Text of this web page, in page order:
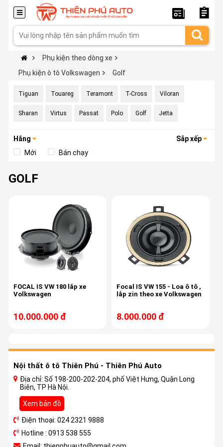
Phụ kiện theo dòng xe
Phụ kiện ô tô Volkswagen
Golf
Tiguan Touareg Teramont T-Cross Viloran
Sharan Virtus Passat Polo Golf Jetta
Hãng
Sắp xếp
Mới
Bán chạy
GOLF
FOCAL IS VW 180 lắp xe
Volkswagen
10.000.000 đ
Focal IS VW 155 - Loa ô tô ,
lắp zin theo xe Volkswagen
8.000.000 đ
Nội thất ô tô Thiên Phú - Thiên Phú Auto
Địa chỉ: Số 198-200-202-204, phố Việt Hưng, Quận Long
Biên, TP Hà Nội.
Xem bản đồ
Điện thoại: 024 2321 9888
Hotline : 0913 538 555